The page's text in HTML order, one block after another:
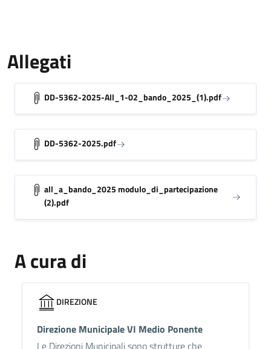
Allegati
DD-5362-2025-All_1-02_bando_2025_(1).pdf
DD-5362-2025.pdf
all_a_bando_2025 modulo_di_partecipazione
(2).pdf
A cura di
DIREZIONE
Direzione Municipale VI Medio Ponente
Le Direzioni Municipali sono strutture che